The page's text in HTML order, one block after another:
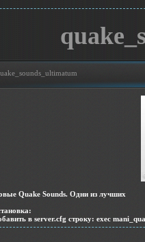
Quake Sounds. Одни из лучших
в server.cfg строку: exec